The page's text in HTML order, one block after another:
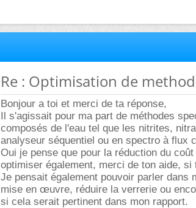
Re : Optimisation de
Bonjour a toi et merci de ta réponse,
Il s'agissait pour ma part de méthodes
composés de l'eau tel que les nitrites,
analyseur séquentiel ou en spectro à flux
Oui je pense que pour la réduction du
optimiser également, merci de ton aide,
Je pensait également pouvoir parler dans
mise en œuvre, réduire la verrerie ou
si cela serait pertinent dans mon rapport.